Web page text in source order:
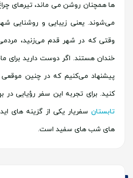
می‌شوند. یعنی زیبایی و روشنایی
وقتی که در شهر قدم می‌زنید،
خندان هستند. اگر دوست دارید برای
پیشنهاد می‌کنیم که در چنین
کنید. برای تجربه این سفر رؤیایی در
تابستان سفریار یکی از گزینه های
های شب های سفید است.